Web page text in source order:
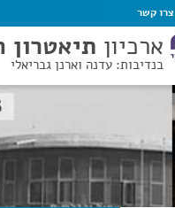
צרו קשר
ארכיון תיאטרון
בנדיבות: עדנה וארנן גבריאלי